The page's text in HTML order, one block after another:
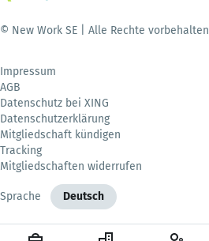
© New Work SE | Alle Rechte vorbehalten
Impressum
AGB
Datenschutz bei XING
Datenschutzerklärung
Mitgliedschaft kündigen
Tracking
Mitgliedschaften widerrufen
Sprache Deutsch